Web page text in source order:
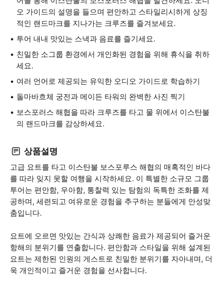
오 가이드의 설명을 들으며 편안하고 스타일리시하게 상징
적인 랜드마크를 지나가는 크루즈를 즐겨보세요.
투어 내내 맛있는 스낵과 음료를 즐기세요.
친밀한 소그룹 환경에서 개인화된 경험을 위해 휴식을 취하
세요.
여러 언어로 제공되는 유익한 오디오 가이드로 학습하기
돌마바흐체 궁전과 메이든 타워의 완벽한 사진 찍기
보스포러스 해협을 따라 크루즈를 타고 물 위에서 이스탄불
의 랜드마크를 감상하세요.
상품설명
고급 요트를 타고 이스탄불 보스포루스 해협의 매혹적인 바다
를 따라 잊지 못할 여행을 시작하세요. 이 특별한 소규모 그룹
투어는 편안함, 우아함, 통찰력 있는 탐험의 독특한 조화를 제
공하며, 세련되고 여유로운 경험을 추구하는 분들에게 안성맞
춤입니다.
요트에 오르면 맛있는 간식과 상쾌한 음료가 제공되어 즐거운
항해의 분위기를 연출합니다. 편안함과 스타일을 위해 설계된
요트는 제한된 인원의 게스트로 친밀한 분위기를 자아내며, 더
욱 개인적이고 즐거운 경험을 선사합니다.